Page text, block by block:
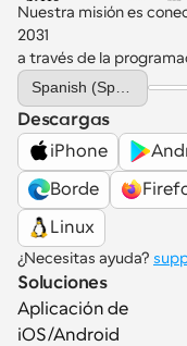
Nuestra misión es
2031
a través de la
Select Language
Spanish (Spain)
Descargas
iPhone
Borde
Linux
¿Necesitas ayuda?
Soluciones
Aplicación de
iOS/Android